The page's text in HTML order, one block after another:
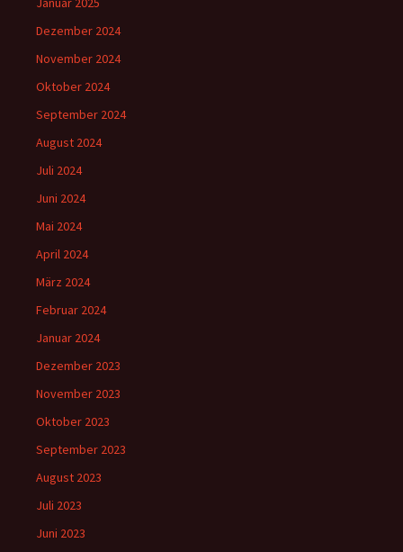
Dezember 2024
November 2024
Oktober 2024
September 2024
August 2024
Juli 2024
Juni 2024
Mai 2024
April 2024
März 2024
Februar 2024
Januar 2024
Dezember 2023
November 2023
Oktober 2023
September 2023
August 2023
Juli 2023
Juni 2023